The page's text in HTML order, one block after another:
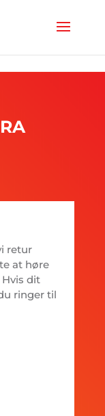
retur
at høre
dit
ringer til